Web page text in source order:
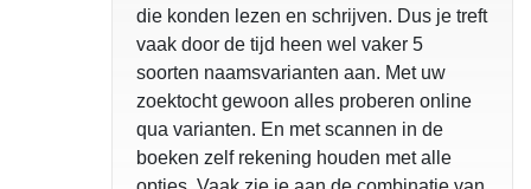
die konden lezen en schrijven. Dus je treft
vaak door de tijd heen wel vaker 5
soorten naamsvarianten aan. Met uw
zoektocht gewoon alles proberen online
qua varianten. En met scannen in de
boeken zelf rekening houden met alle